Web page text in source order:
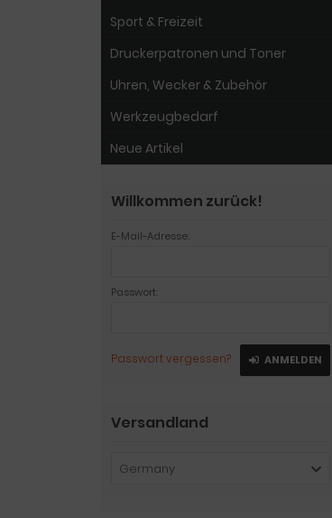
Sport & Freizeit
Druckerpatronen und Toner
Uhren, Wecker & Zubehör
Werkzeugbedarf
Neue Artikel
Willkommen zurück!
E-Mail-Adresse:
Passwort:
Passwort vergessen? ANMELDEN
Versandland
Germany